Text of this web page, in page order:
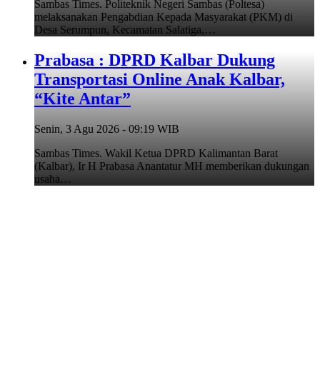
Sambas Times. Politeknik Negeri Sambas (Poltesa)
melaksanakan Pengabdian Kepada Masyarakat (PKM) di
Desa Serumpun, Kecamatan Salatiga,…
Prabasa : DPRD Kalbar Dukung
Transportasi Online Anak Kalbar,
“Kite Antar”
Senin, 3 Agu 2026 - 09:19 WIB
Sambas Times. Wakil Ketua DPRD Kalimantan Barat
(Kalbar), Ir H Prabasa Anantatur MH memberikan dukungan
usaha…